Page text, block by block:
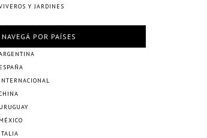
Y JARDINES
NAVEGÁ POR PAÍSES
ESPAÑA
INTERNACIONAL
URUGUAY
MÉXICO
ITALIA